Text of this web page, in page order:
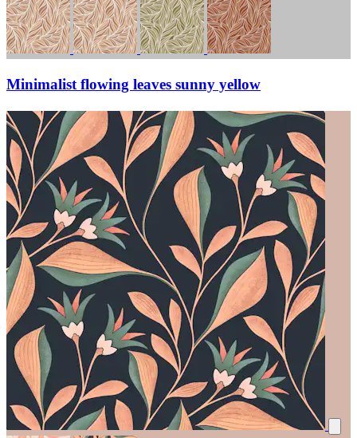
Minimalist flowing leaves sunny yellow